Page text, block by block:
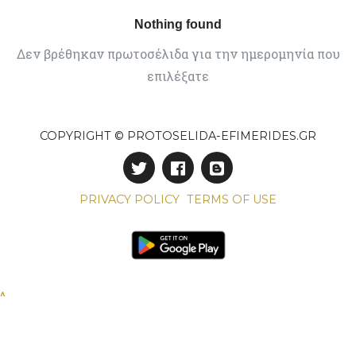
Nothing found
Δεν βρέθηκαν πρωτοσέλιδα για την ημερομηνία που
επιλέξατε
COPYRIGHT © PROTOSELIDA-EFIMERIDES.GR
PRIVACY POLICY TERMS OF USE
^